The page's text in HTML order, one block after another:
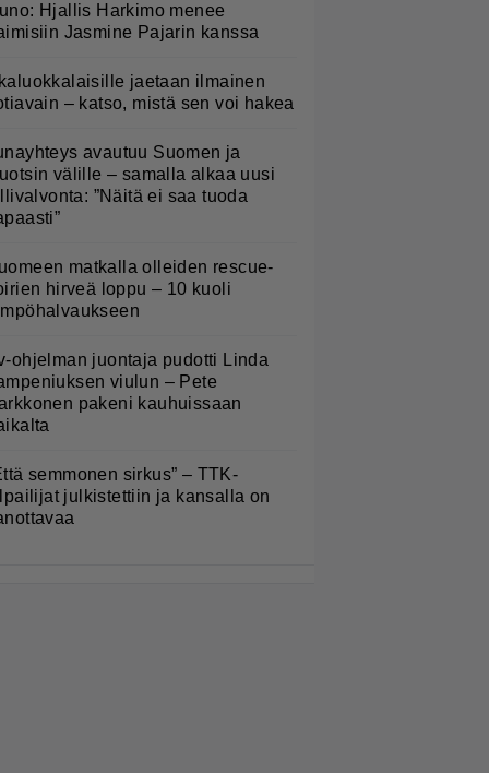
Hjallis Harkimo menee
Jasmine Pajarin kanssa
jaetaan ilmainen
– katso, mistä sen voi hakea
avautuu Suomen ja
välille – samalla alkaa uusi
”Näitä ei saa tuoda
matkalla olleiden rescue-
hirveä loppu – 10 kuoli
ohjelman juontaja pudotti Linda
viulun – Pete
pakeni kauhuissaan
semmonen sirkus” – TTK-
julkistettiin ja kansalla on